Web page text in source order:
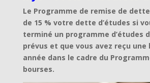
Le Programme de remise de
de 15 % votre dette d’études si
terminé un programme d’études
prévus et que vous avez reçu une
année dans le cadre du
bourses.